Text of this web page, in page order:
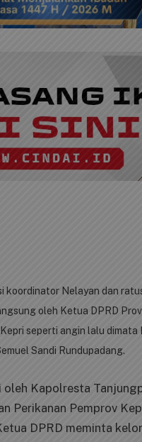
koordinator Nelayan dan
oleh Ketua DPRD
seperti angin lalu dimata
Sandi Rundupadang.
Kapolresta
Perikanan Pemprov
DPRD meminta